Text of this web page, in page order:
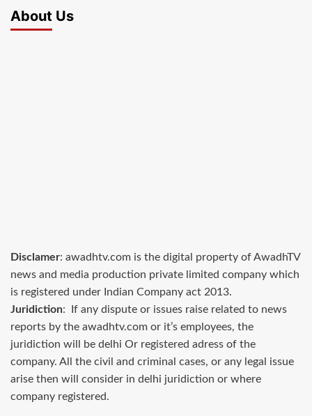
About Us
Disclamer: awadhtv.com is the digital property of AwadhTV
news and media production private limited company which
is registered under Indian Company act 2013.
Juridiction: If any dispute or issues raise related to news
reports by the awadhtv.com or it’s employees, the
juridiction will be delhi Or registered adress of the
company. All the civil and criminal cases, or any legal issue
arise then will consider in delhi juridiction or where
company registered.